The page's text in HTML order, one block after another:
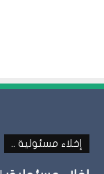
إخلاء مسئولية ..